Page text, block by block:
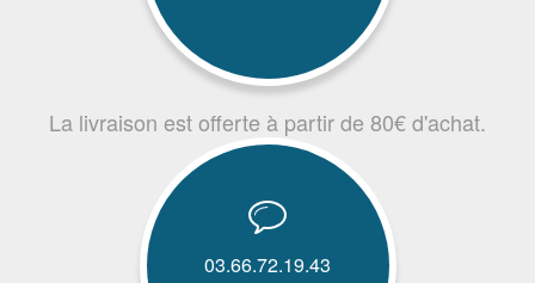
La livraison est offerte à partir de 80€ d'achat.
03.66.72.19.43